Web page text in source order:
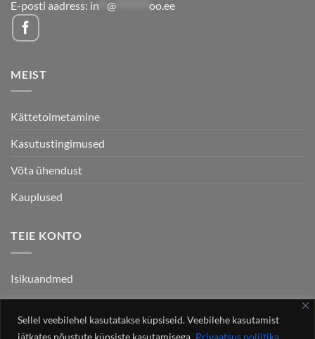
Sellel veebilehel kasutatakse küpsiseid. Veebilehe kasutamist
jätkates nõustute küpsiste kasutamisega. Privaatsus poliitika
E-posti aadress: in @ oo.ee
MEIST
Kättetoimetamine
Kasutustingimused
Võta ühendust
Kauplused
TEIE KONTO
Isikuandmed
Aadressid